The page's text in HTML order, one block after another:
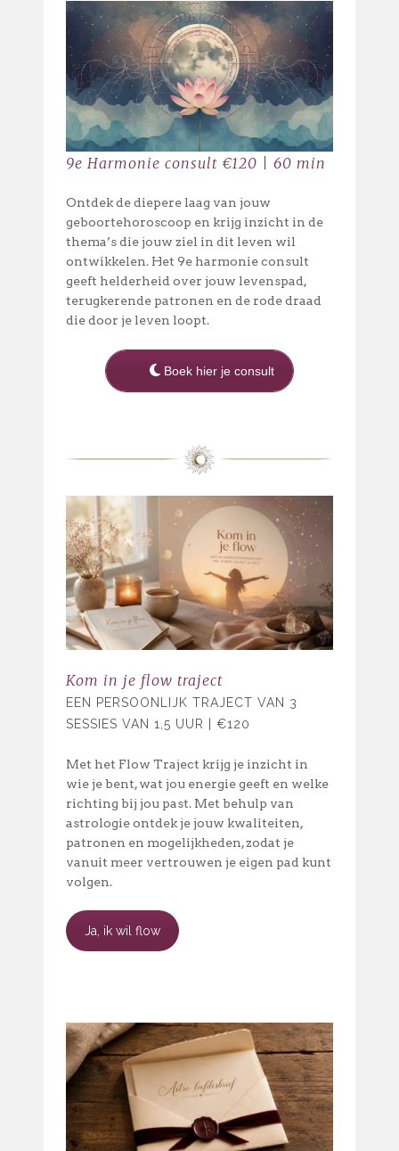
9e Harmonie consult €120 | 60 min
Ontdek de diepere laag van jouw
geboortehoroscoop en krijg inzicht in de
thema’s die jouw ziel in dit leven wil
ontwikkelen. Het 9e harmonie consult
geeft helderheid over jouw levenspad,
terugkerende patronen en de rode draad
die door je leven loopt.
Boek hier je consult
Kom in je flow traject
EEN PERSOONLIJK TRAJECT VAN 3
SESSIES VAN 1,5 UUR | €120
Met het Flow Traject krijg je inzicht in
wie je bent, wat jou energie geeft en welke
richting bij jou past. Met behulp van
astrologie ontdek je jouw kwaliteiten,
patronen en mogelijkheden, zodat je
vanuit meer vertrouwen je eigen pad kunt
volgen.
Ja, ik wil flow